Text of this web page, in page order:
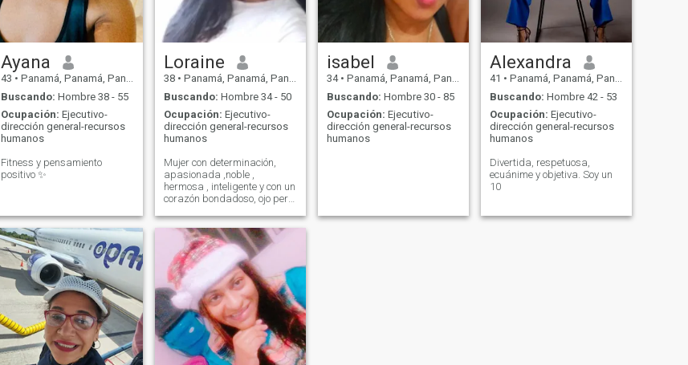
Ayana
43 • Panamá, Panamá, Panamá
Buscando: Hombre 38 - 55
Ocupación: Ejecutivo-
dirección general-recursos
humanos
Fitness y pensamiento
positivo ✨
Loraine
38 • Panamá, Panamá, Panamá
Buscando: Hombre 34 - 50
Ocupación: Ejecutivo-
dirección general-recursos
humanos
Mujer con determinación,
apasionada ,noble ,
hermosa , inteligente y con un
corazón bondadoso, ojo pero
toca jajjajaja 🤭
isabel
34 • Panamá, Panamá, Panamá
Buscando: Hombre 30 - 85
Ocupación: Ejecutivo-
dirección general-recursos
humanos
Alexandra
41 • Panamá, Panamá, Panamá
Buscando: Hombre 42 - 53
Ocupación: Ejecutivo-
dirección general-recursos
humanos
Divertida, respetuosa,
ecuánime y objetiva. Soy un
10